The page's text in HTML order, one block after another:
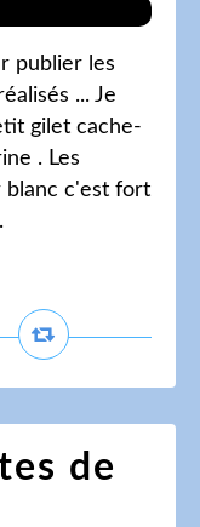
publier les
... Je
gilet cache-
. Les
blanc c'est fort
de